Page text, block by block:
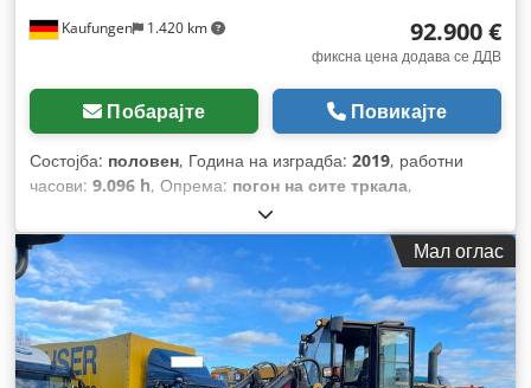
Kaufungen 1.420 km 92.900 €
фиксна цена додава се ДДВ
Побарајте Повикајте
Состојба: половен, Година на изградба: 2019, работни
часови: 9.096 h, Опрема: погон на сите тркала,
Мал оглас